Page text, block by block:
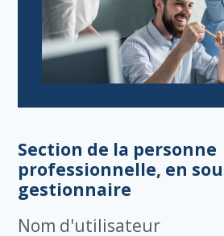
Section de la personne
professionnelle, en
gestionnaire
Nom d'utilisateur